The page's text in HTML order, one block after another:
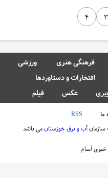
فرهنگی هنری
ورزشی
افتخارات و دستاوردها
عکس فیلم
RSS
آب و برق خوزستانمی باشد
آسام